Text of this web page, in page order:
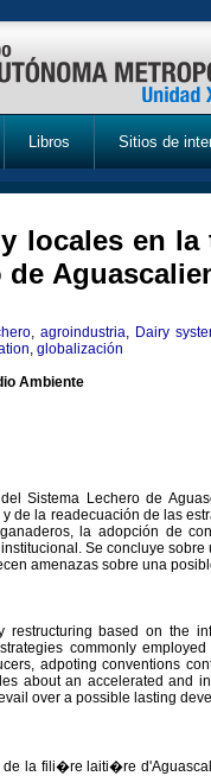
Libros Sitios de
locales en
agroindustria
Dairy
globalización
Ambiente
Sistema Lechero de
de la readecuación de las
la adopción de
Se concluye
amenazas sobre una
restructuring based on the
commonly
adpoting conventions
about an accelerated and
over a possible lasting
de la fili�re laiti�re